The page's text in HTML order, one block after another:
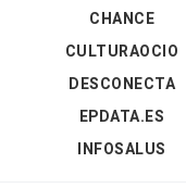
CHANCE
CULTURAOCIO
DESCONECTA
EPDATA.ES
INFOSALUS